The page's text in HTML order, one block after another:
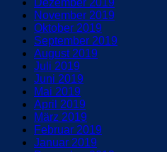
November 2019
Oktober 2019
September 2019
August 2019
Juli 2019
Juni 2019
Mai 2019
April 2019
März 2019
Februar 2019
Januar 2019